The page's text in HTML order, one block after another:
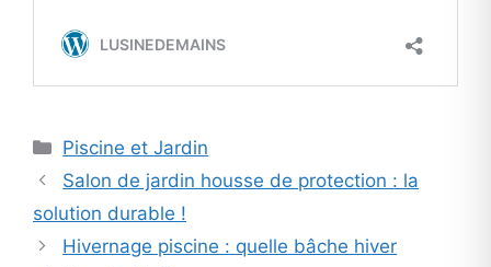
Categories
Piscine et Jardin
Salon de jardin housse de protection : la
solution durable !
Hivernage piscine : quelle bâche hiver